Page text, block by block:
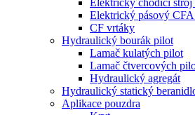
Elektrický chodící stroj
Elektrický pásový CFA
CF vrtáky
Hydraulický bourák pilot
Lamač kulatých pilot
Lamač čtvercových
Hydraulický agregát
Hydraulický statický
Aplikace pouzdra